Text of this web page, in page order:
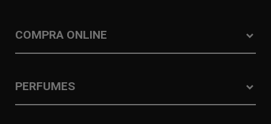
COMPRA ONLINE
PERFUMES